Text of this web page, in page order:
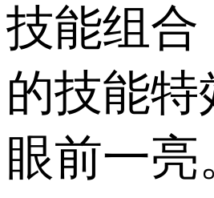
技能组合
的技能特
眼前一亮